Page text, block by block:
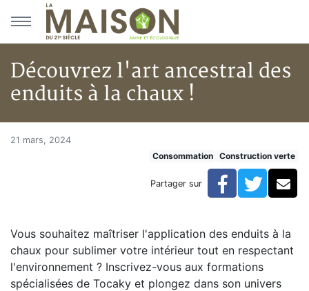
Aller au menu principal
Aller au contenu principal
Découvrez l'art ancestral des
enduits à la chaux !
Accueil
Découvrez l'art ancestral des
21 mars, 2024
Consommation
Construction verte
Partager sur Facebook
Vous souhaitez maîtriser l'application des enduits à la
chaux pour sublimer votre intérieur tout en respectant
l'environnement ? Inscrivez-vous aux formations
spécialisées de Tocaky et plongez dans son univers